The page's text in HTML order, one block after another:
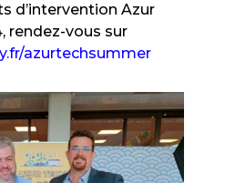
d’intervention Azur
rendez-vous sur
azurtechsummer